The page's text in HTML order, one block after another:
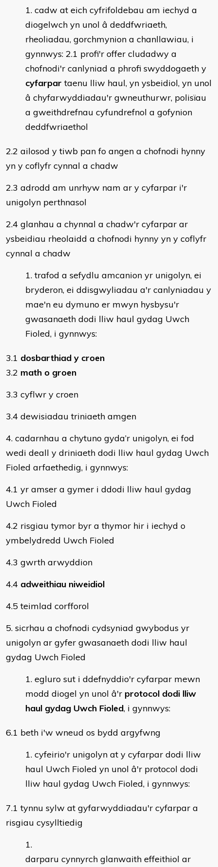
cadw at eich cyfrifoldebau am iechyd a
diogelwch yn unol â deddfwriaeth,
rheoliadau, gorchmynion a chanllawiau, i
gynnwys: 2.1 profi'r offer cludadwy a
chofnodi'r canlyniad a phrofi swyddogaeth y
cyfarpar taenu lliw haul, yn ysbeidiol, yn unol
â chyfarwyddiadau'r gwneuthurwr, polisïau
a gweithdrefnau cyfundrefnol a gofynion
deddfwriaethol
2.2 ailosod y tiwb pan fo angen a chofnodi hynny
yn y coflyfr cynnal a chadw
2.3 adrodd am unrhyw nam ar y cyfarpar i'r
unigolyn perthnasol
2.4 glanhau a chynnal a chadw'r cyfarpar ar
ysbeidiau rheolaidd a chofnodi hynny yn y coflyfr
cynnal a chadw
trafod a sefydlu amcanion yr unigolyn, ei
bryderon, ei ddisgwyliadau a'r canlyniadau y
mae'n eu dymuno er mwyn hysbysu'r
gwasanaeth dodi lliw haul gydag Uwch
Fioled, i gynnwys:
3.1 dosbarthiad y croen
3.2 math o groen
3.3 cyflwr y croen
3.4 dewisiadau triniaeth amgen
4. cadarnhau a chytuno gyda’r unigolyn, ei fod
wedi deall y driniaeth dodi lliw haul gydag Uwch
Fioled arfaethedig, i gynnwys:
4.1 yr amser a gymer i ddodi lliw haul gydag
Uwch Fioled
4.2 risgiau tymor byr a thymor hir i iechyd o
ymbelydredd Uwch Fioled
4.3 gwrth arwyddion
4.4 adweithiau niweidiol
4.5 teimlad corfforol
5. sicrhau a chofnodi cydsyniad gwybodus yr
unigolyn ar gyfer gwasanaeth dodi lliw haul
gydag Uwch Fioled
egluro sut i ddefnyddio'r cyfarpar mewn
modd diogel yn unol â'r protocol dodi lliw
haul gydag Uwch Fioled, i gynnwys:
6.1 beth i'w wneud os bydd argyfwng
cyfeirio'r unigolyn at y cyfarpar dodi lliw
haul Uwch Fioled yn unol â'r protocol dodi
lliw haul gydag Uwch Fioled, i gynnwys:
7.1 tynnu sylw at gyfarwyddiadau'r cyfarpar a
risgiau cysylltiedig
darparu cynnyrch glanwaith effeithiol ar